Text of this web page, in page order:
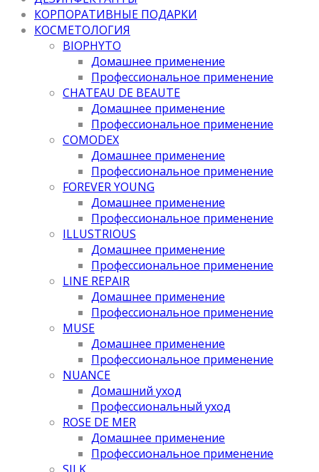
КОРПОРАТИВНЫЕ ПОДАРКИ
КОСМЕТОЛОГИЯ
BIOPHYTO
Домашнее применение
Профессиональное применение
CHATEAU DE BEAUTE
Домашнее применение
Профессиональное применение
COMODEX
Домашнее применение
Профессиональное применение
FOREVER YOUNG
Домашнее применение
Профессиональное применение
ILLUSTRIOUS
Домашнее применение
Профессиональное применение
LINE REPAIR
Домашнее применение
Профессиональное применение
MUSE
Домашнее применение
Профессиональное применение
NUANCE
Домашний уход
Профессиональный уход
ROSE DE MER
Домашнее применение
Профессиональное применение